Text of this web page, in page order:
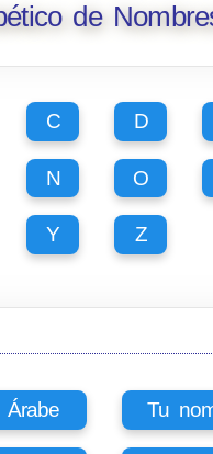
de
C D
N O
Y Z
Tu